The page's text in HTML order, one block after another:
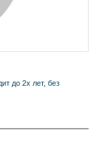
до 2х лет, без